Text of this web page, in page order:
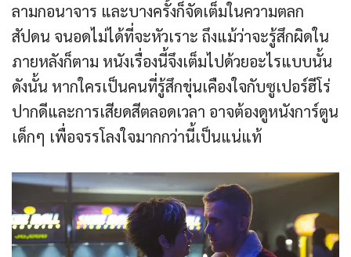
ลามกอนาจาร และบางครั้งก็จัดเต็มในความตลก
สัปดน จนอดไม่ได้ที่จะหัวเราะ ถึงแม้ว่าจะรู้สึกผิดใน
ภายหลังก็ตาม หนังเรื่องนี้จึงเต็มไปด้วยอะไรแบบนั้น
ดังนั้น หากใครเป็นคนที่รู้สึกขุ่นเคืองใจกับซูเปอร์ฮีโร่
ปากดีและการเสียดสีตลอดเวลา อาจต้องดูหนังการ์ตูน
เด็กๆ เพื่อจรรโลงใจมากกว่านี้เป็นแน่แท้